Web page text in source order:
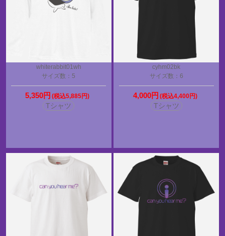
whiterabbit01wh
サイズ数：5
5,350円 (税込5,885円)
Tシャツ
cyhm02bk
サイズ数：6
4,000円 (税込4,400円)
Tシャツ